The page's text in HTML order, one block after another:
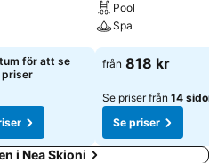
för att se
priser
Pool
Spa
från 818 kr
Se priser från 14
Se priser
i Nea Skioni